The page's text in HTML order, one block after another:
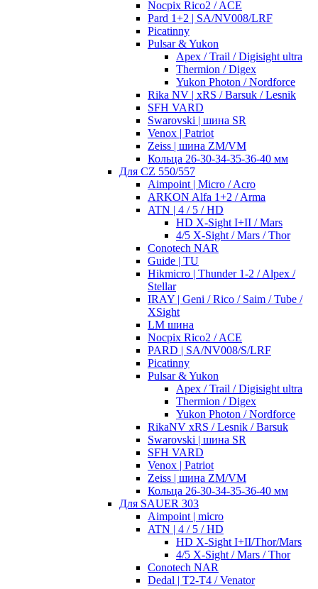
Nocpix Rico2 / ACE
Pard 1+2 | SA/NV008/LRF
Picatinny
Pulsar & Yukon
Apex / Trail / Digisight ultra
Thermion / Digex
Yukon Photon / Nordforce
Rika NV | xRS / Barsuk / Lesnik
SFH VARD
Swarovski | шина SR
Venox | Patriot
Zeiss | шина ZM/VM
Кольца 26-30-34-35-36-40 мм
Для CZ 550/557
Aimpoint | Micro / Acro
ARKON Alfa 1+2 / Arma
ATN | 4 / 5 / HD
HD X-Sight I+II / Mars
4/5 X-Sight / Mars / Thor
Conotech NAR
Guide | TU
Hikmicro | Thunder 1-2 / Alpex /
Stellar
IRAY | Geni / Rico / Saim / Tube /
XSight
LM шина
Nocpix Rico2 / ACE
PARD | SA/NV008/S/LRF
Picatinny
Pulsar & Yukon
Apex / Trail / Digisight ultra
Thermion / Digex
Yukon Photon / Nordforce
RikaNV xRS / Lesnik / Barsuk
Swarovski | шина SR
SFH VARD
Venox | Patriot
Zeiss | шина ZM/VM
Кольца 26-30-34-35-36-40 мм
Для SAUER 303
Aimpoint | micro
ATN | 4 / 5 / HD
HD X-Sight I+II/Thor/Mars
4/5 X-Sight / Mars / Thor
Conotech NAR
Dedal | T2-T4 / Venator